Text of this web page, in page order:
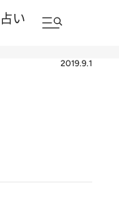
占い
2019.9.1